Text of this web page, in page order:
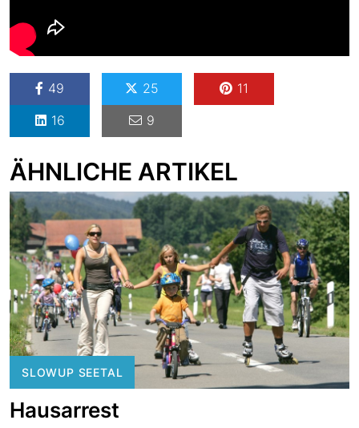
49 25
11
16
9
ÄHNLICHE ARTIKEL
SLOWUP SEETAL
Hausarrest